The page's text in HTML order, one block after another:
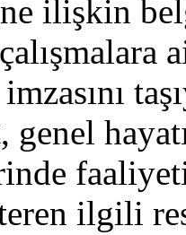
ilişkin
genel
ilgili